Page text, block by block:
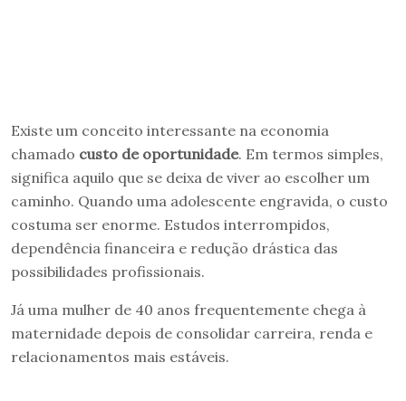
Existe um conceito interessante na economia
chamado custo de oportunidade. Em termos simples,
significa aquilo que se deixa de viver ao escolher um
caminho. Quando uma adolescente engravida, o custo
costuma ser enorme. Estudos interrompidos,
dependência financeira e redução drástica das
possibilidades profissionais.
Já uma mulher de 40 anos frequentemente chega à
maternidade depois de consolidar carreira, renda e
relacionamentos mais estáveis.